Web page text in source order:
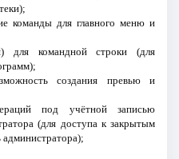
команды для главного меню и
для командной строки (для
создания превью и
под учётной записью
(для доступа к закрытым